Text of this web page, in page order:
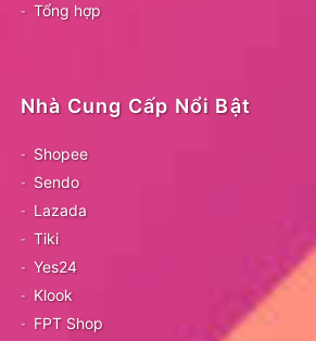
Tổng hợp
Nhà Cung Cấp Nổi Bật
Shopee
Sendo
Lazada
Tiki
Yes24
Klook
FPT Shop